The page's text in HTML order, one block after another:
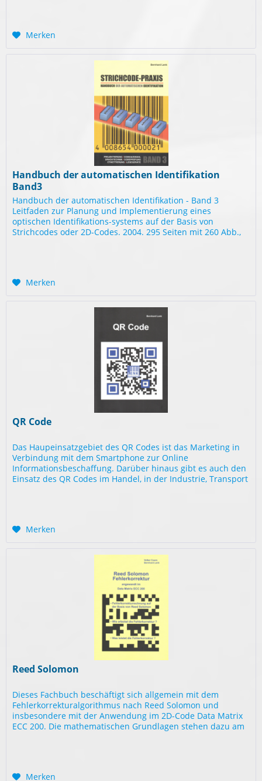
Merken
Handbuch der automatischen Identifikation
Band3
Handbuch der automatischen Identifikation - Band 3
Leitfaden zur Planung und Implementierung eines
optischen Identifikations-systems auf der Basis von
Strichcodes oder 2D-Codes. 2004. 295 Seiten mit 260 Abb.,
Merken
QR Code
Das Haupeinsatzgebiet des QR Codes ist das Marketing in
Verbindung mit dem Smartphone zur Online
Informationsbeschaffung. Darüber hinaus gibt es auch den
Einsatz des QR Codes im Handel, in der Industrie, Transport
Merken
Reed Solomon
Dieses Fachbuch beschäftigt sich allgemein mit dem
Fehlerkorrekturalgorithmus nach Reed Solomon und
insbesondere mit der Anwendung im 2D-Code Data Matrix
ECC 200. Die mathematischen Grundlagen stehen dazu am
Merken